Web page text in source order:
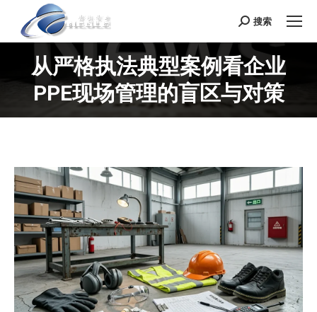
Search:
搜索
从严格执法典型案例看企业
PPE现场管理的盲区与对策